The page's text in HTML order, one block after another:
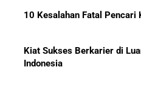
10 Kesalahan Fatal Pencari
Kiat Sukses Berkarier di
Indonesia